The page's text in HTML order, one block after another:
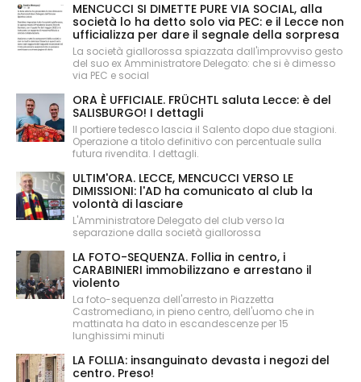
MENCUCCI SI DIMETTE PURE VIA SOCIAL, alla
società lo ha detto solo via PEC: e il Lecce non
ufficializza per dare il segnale della sorpresa
La società giallorossa spiazzata dall'improvviso gesto
del suo ex Amministratore Delegato: che si è dimesso
via PEC e social
ORA È UFFICIALE. FRÜCHTL saluta Lecce: è del
SALISBURGO! I dettagli
Il portiere tedesco lascia il Salento dopo due stagioni.
Operazione a titolo definitivo con percentuale sulla
futura rivendita. I dettagli.
ULTIM'ORA. LECCE, MENCUCCI VERSO LE
DIMISSIONI: l'AD ha comunicato al club la
volontà di lasciare
L'Amministratore Delegato del club verso la
separazione dalla società giallorossa
LA FOTO-SEQUENZA. Follia in centro, i
CARABINIERI immobilizzano e arrestano il
violento
La foto-sequenza dell'arresto in Piazzetta
Castromediano, in pieno centro, dell'uomo che in
mattinata ha dato in escandescenze per 15
lunghissimi minuti
LA FOLLIA: insanguinato devasta i negozi del
centro. Preso!